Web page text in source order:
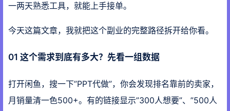
一两天熟悉工具，就能上手接单。
今天这篇文章，我就把这个副业的完整路径拆开给你看。
01 这个需求到底有多大？先看一组数据
打开闲鱼，搜一下”PPT代做”，你会发现排名靠前的卖家，
月销量清一色500+。有的链接显示”300人想要”、”500人